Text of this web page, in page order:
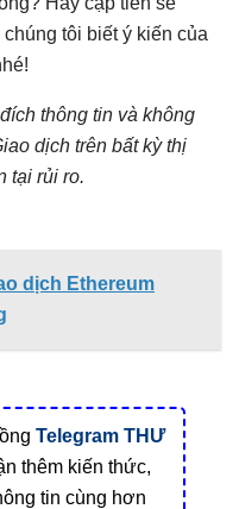
tôi biết ý kiến của
thông tin và không
dịch trên bất kỳ thị
tại rủi ro.
dịch Ethereum
Telegram THƯ
thêm kiến thức,
tin cùng hơn